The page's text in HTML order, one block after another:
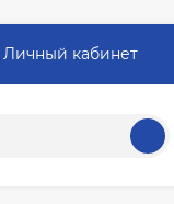
Личный кабинет